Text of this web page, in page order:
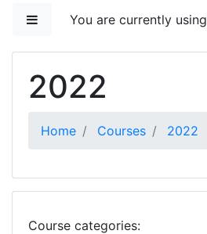
Side panel
You are currently
2022
Home Courses 2022
Course categories: